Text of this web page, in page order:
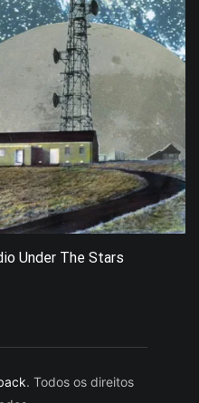
Under The Stars
. Todos os direitos